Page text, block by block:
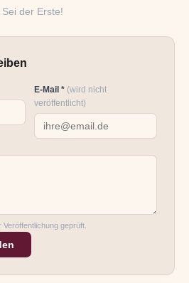
der Erste!
E-Mail * (wird nicht
veröffentlicht)
geprüft.